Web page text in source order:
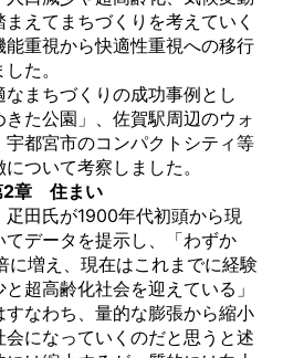
えてまちづくりを考えていく
能重視から快適性重視への移行
た。
まちづくりの成功事例とし
た公園」、佐賀駅周辺のウォ
都宮市のコンパクトシティ等
ついて考察しました。
2章 住まい
田氏が1900年代初頭から現
データを提示し、「わずか
に増え、現在はこれまでに経験
超高齢化社会を迎えている」
なわち、量的な膨張から縮小
になっていくのだと思うと述